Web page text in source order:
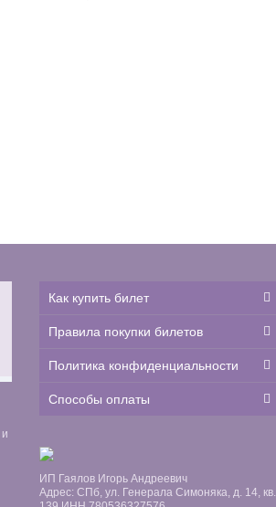
Как купить билет
Правила покупки билетов
Политика конфиденциальности
Способы оплаты
ИП Гаялов Игорь Андреевич
Адрес: СПб, ул. Генерала Симоняка, д. 14, кв.